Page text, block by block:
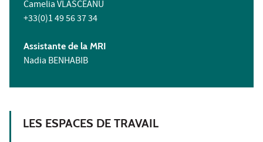
Camelia VLASCEANU
+33(0)1 49 56 37 34
Assistante de la MRI
Nadia BENHABIB
LES ESPACES DE TRAVAIL